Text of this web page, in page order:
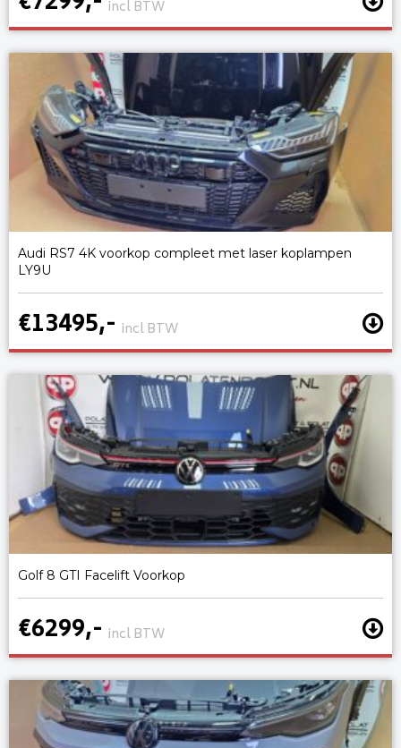
incl BTW
Audi RS7 4K voorkop compleet met laser koplampen
LY9U
€13495,- incl BTW
Golf 8 GTI Facelift Voorkop
€6299,- incl BTW